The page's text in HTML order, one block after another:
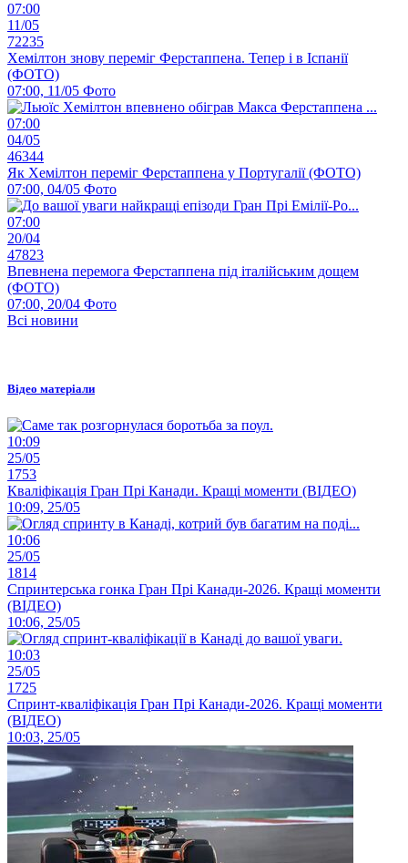
07:00
11/05
72235
Хемілтон знову переміг Ферстаппена. Тепер і в Іспанії
(ФОТО)
07:00, 11/05 Фото
07:00
04/05
46344
Як Хемілтон переміг Ферстаппена у Португалії (ФОТО)
07:00, 04/05 Фото
07:00
20/04
47823
Впевнена перемога Ферстаппена під італійським дощем
(ФОТО)
07:00, 20/04 Фото
Всі новини
Відео матеріали
10:09
25/05
1753
Кваліфікація Гран Прі Канади. Кращі моменти (ВІДЕО)
10:09, 25/05
10:06
25/05
1814
Спринтерська гонка Гран Прі Канади-2026. Кращі моменти
(ВІДЕО)
10:06, 25/05
10:03
25/05
1725
Спринт-кваліфікація Гран Прі Канади-2026. Кращі моменти
(ВІДЕО)
10:03, 25/05